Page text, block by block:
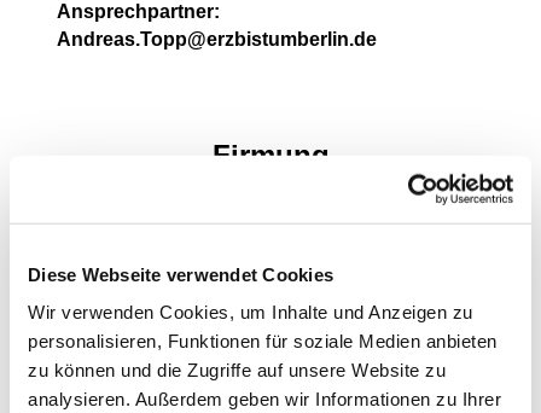
Diese Webseite verwendet Cookies
Wir verwenden Cookies, um Inhalte und Anzeigen zu
personalisieren, Funktionen für soziale Medien anbieten
zu können und die Zugriffe auf unsere Website zu
analysieren. Außerdem geben wir Informationen zu Ihrer
Ansprechpartner:
Andreas.Topp@erzbistumberlin.de
Firmung
Egal ob Du schon als Baby getauft wurdest oder
erst seit kurzem katholisch bist: Der Firmkurs
richtet sich an Jugendliche, die Verantwortung für
ihren Glauben übernehmen wollen. Ab 14 bist Du
„religionsmündig“ – Du darfst entscheiden.